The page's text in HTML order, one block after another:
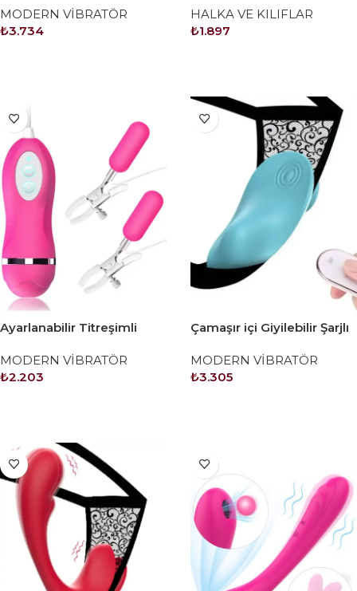
Kumandalı Şarjlı
MODERN VİBRATÖR
₺3.734
HALKA VE KILIFLAR
₺1.897
Ayarlanabilir Titreşimli
MODERN VİBRATÖR
₺2.203
Çamaşır içi Giyilebilir Şarjlı
Vibratör
MODERN VİBRATÖR
₺3.305